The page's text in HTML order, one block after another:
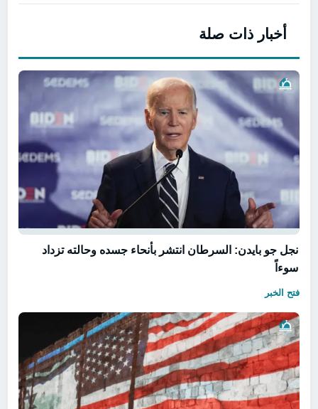
أخبار ذات صلة
نجل جو بايدن: السرطان انتشر بأنحاء جسده وحالته تزداد
سوءاً
فتح الخبر